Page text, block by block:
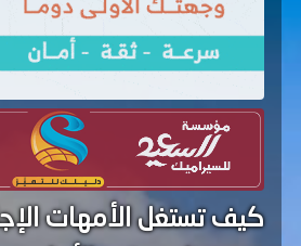
كيف تستغل الأمهات